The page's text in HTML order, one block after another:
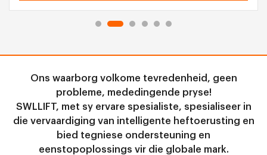
Ons waarborg volkome tevredenheid, geen
probleme, mededingende pryse!
SWLLIFT, met sy ervare spesialiste, spesialiseer in
die vervaardiging van intelligente heftoerusting en
bied tegniese ondersteuning en
eenstopoplossings vir die globale mark.